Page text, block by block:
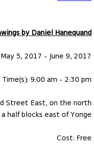
by Daniel Hanequand
5, 2017 - June 9, 2017
9:00 am - 2:30 pm
Street East, on the north
half blocks east of Yonge.
Cost: Free